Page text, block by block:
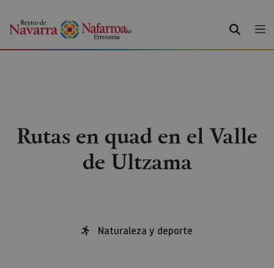
BILATU
Rutas en quad en el Valle
de Ultzama
Naturaleza y deporte